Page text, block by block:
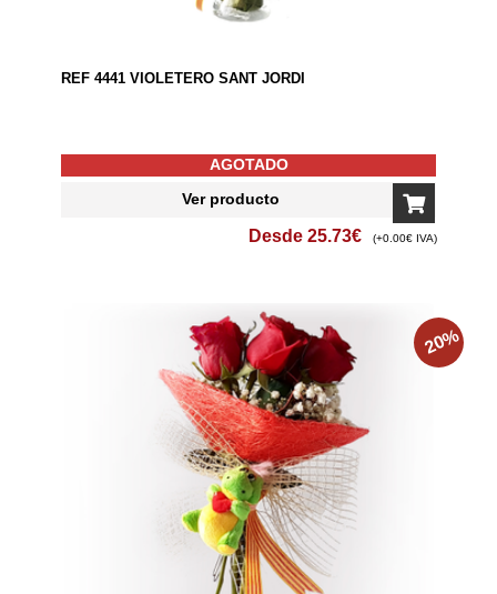
REF 4441 VIOLETERO SANT JORDI
AGOTADO
Ver producto
Desde 25.73€ (+0.00€ IVA)
20%